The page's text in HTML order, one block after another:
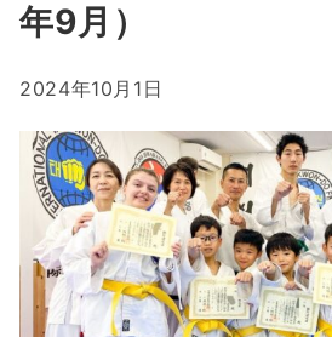
年9月）
2024年10月1日